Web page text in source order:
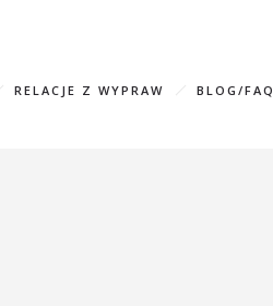
RELACJE Z WYPRAW BLOG/FAQ